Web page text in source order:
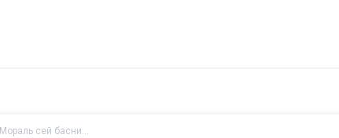
Мораль сей басни...